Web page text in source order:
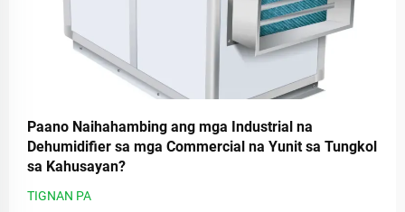
Paano Naihahambing ang mga Industrial na
Dehumidifier sa mga Commercial na Yunit sa Tungkol
sa Kahusayan?
TIGNAN PA